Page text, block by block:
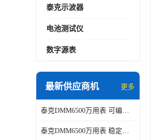
泰克示波器
电池测试仪
数字源表
最新供应商机 更多
泰克DMM6500万用表 可编程性强 多种接口
泰克DMM6500万用表 稳定性高 精度高